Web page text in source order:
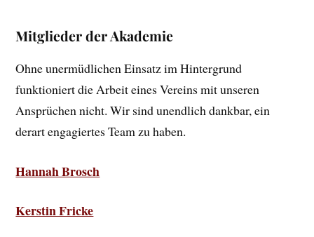
Mitglieder der Akademie
Ohne unermüdlichen Einsatz im Hintergrund
funktioniert die Arbeit eines Vereins mit unseren
Ansprüchen nicht. Wir sind unendlich dankbar, ein
derart engagiertes Team zu haben.
Hannah Brosch
Kerstin Fricke